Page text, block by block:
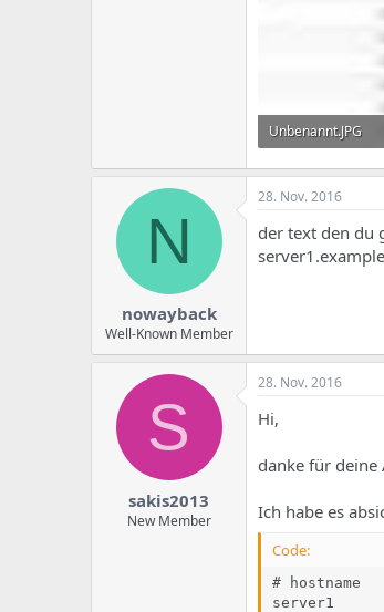
Unbenannt.JPG
39,4 KB · Aufrufe:
N
nowayback
Well-Known Member
28. Nov. 2016
der text den du
S
sakis2013
New Member
28. Nov. 2016
Hi,
danke für deine
Ich habe es
Code:
# hostname
server1